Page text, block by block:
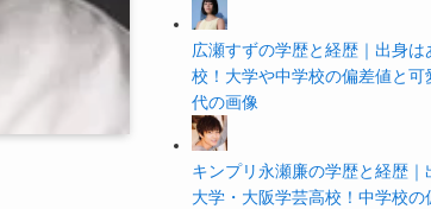
広瀬すずの学歴と経歴｜出身は
校！大学や中学校の偏差値と可
代の画像
キンプリ永瀬廉の学歴と経歴｜
大学・大阪学芸高校！中学校の